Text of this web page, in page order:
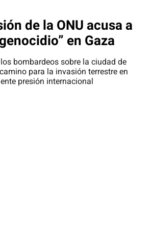
de la ONU acusa a
en Gaza
bombardeos sobre la ciudad de
para la invasión terrestre en
presión internacional